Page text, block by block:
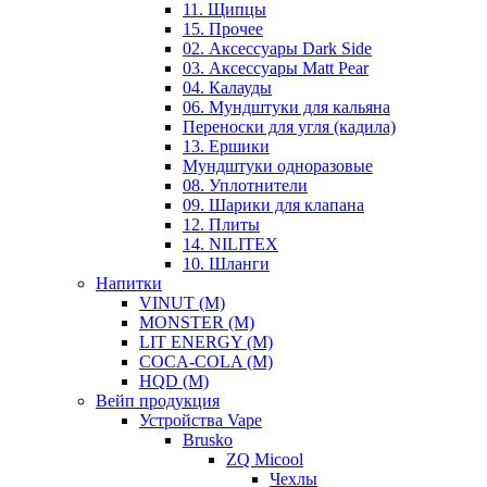
11. Щипцы
15. Прочее
02. Аксессуары Dark Side
03. Аксессуары Matt Pear
04. Калауды
06. Мундштуки для кальяна
Переноски для угля (кадила)
13. Ершики
Мундштуки одноразовые
08. Уплотнители
09. Шарики для клапана
12. Плиты
14. NILITEX
10. Шланги
Напитки
VINUT (М)
MONSTER (М)
LIT ENERGY (М)
COCA-COLA (M)
HQD (M)
Вейп продукция
Устройства Vape
Brusko
ZQ Micool
Чехлы